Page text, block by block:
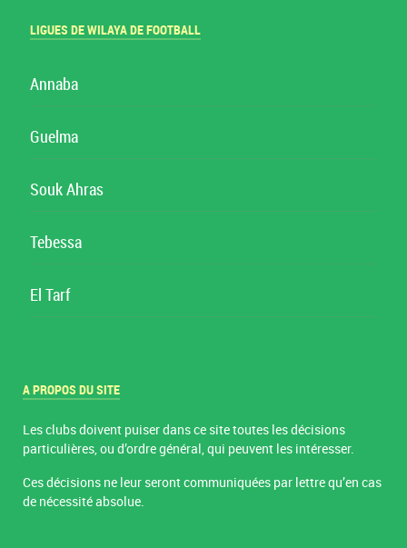
LIGUES DE WILAYA DE FOOTBALL
Annaba
Guelma
Souk Ahras
Tebessa
El Tarf
A PROPOS DU SITE
Les clubs doivent puiser dans ce site toutes les décisions
particulières, ou d’ordre général, qui peuvent les intéresser.
Ces décisions ne leur seront communiquées par lettre qu’en cas
de nécessité absolue.